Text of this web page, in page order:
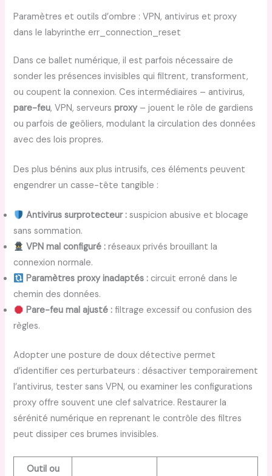
Paramètres et outils d’ombre : VPN, antivirus et proxy
dans le labyrinthe err_connection_reset
Dans ce ballet numérique, il est parfois nécessaire de
sonder les présences invisibles qui filtrent, transforment,
ou coupent la connexion. Ces intermédiaires – antivirus,
pare-feu, VPN, serveursproxy– jouent le rôle de gardiens
ou parfois de geôliers, modulant la circulation des données
avec des lois propres.
Des plus bénins aux plus intrusifs, ces éléments peuvent
engendrer un casse-tête tangible :
Antivirus surprotecteur : suspicion abusive et blocage
sans sommation.
VPN mal configuré : réseaux privés brouillant la
connexion normale.
Paramètres proxy inadaptés : circuit erroné dans le
chemin des données.
Pare-feu mal ajusté : filtrage excessif ou confusion des
règles.
Adopter une posture de doux détective permet
d’identifier ces perturbateurs : désactiver temporairement
l’antivirus, tester sans VPN, ou examiner les configurations
proxy offre souvent une clef salvatrice. Restaurer la
sérénité numérique en reprenant le contrôle des filtres
peut dissiper ces brumes invisibles.
Outil ou